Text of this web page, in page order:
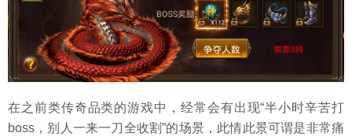
在之前类传奇品类的游戏中，经常会有出现“半小时辛苦打
boss，别人一来一刀全收割”的场景，此情此景可谓是非常痛